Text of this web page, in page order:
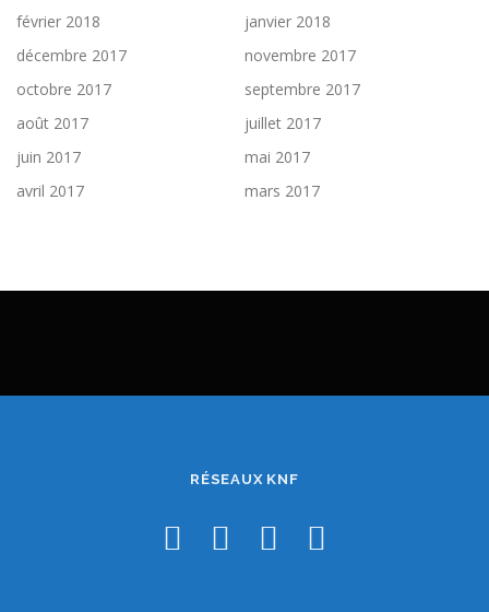
février 2018
janvier 2018
décembre 2017
novembre 2017
octobre 2017
septembre 2017
août 2017
juillet 2017
juin 2017
mai 2017
avril 2017
mars 2017
RÉSEAUX KNF